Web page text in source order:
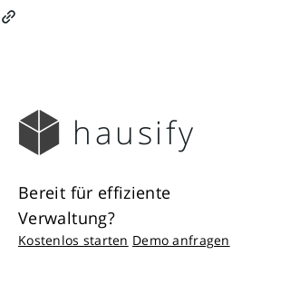
hausify
Bereit für effiziente
Verwaltung?
Kostenlos starten Demo anfragen